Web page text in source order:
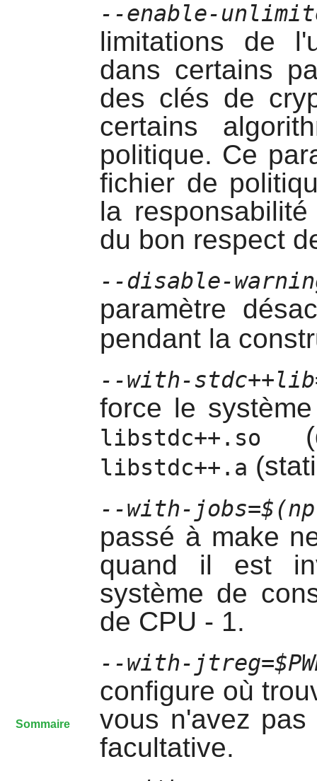
--enable-
limitations de
dans certains
des clés de
certains
politique. Ce
fichier de
la
du bon respect
--disable-
paramètre
pendant la
--with-
force le
libstdc++.so
libstdc++.a
--with-jobs=
passé à make
quand il est
système de
de CPU - 1.
--with-
configure où
vous n'avez
facultative.
Sommaire